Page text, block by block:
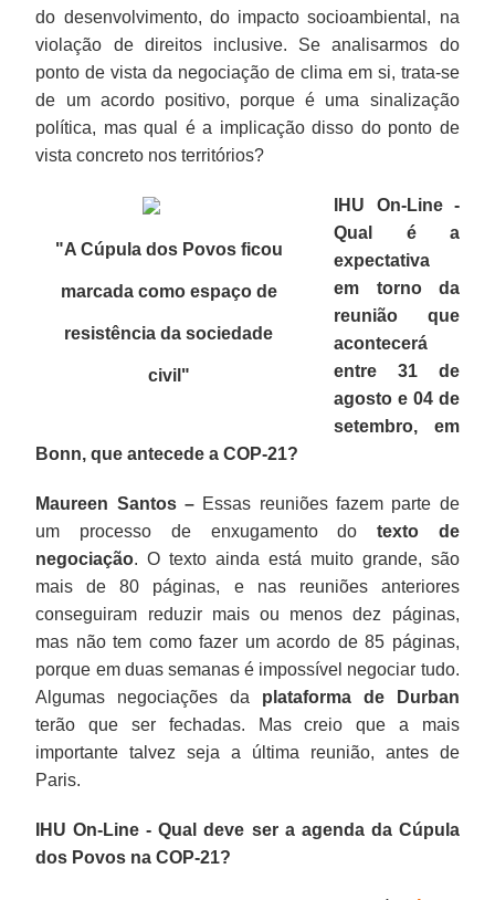
do desenvolvimento, do impacto socioambiental, na
violação de direitos inclusive. Se analisarmos do
ponto de vista da negociação de clima em si, trata-se
de um acordo positivo, porque é uma sinalização
política, mas qual é a implicação disso do ponto de
vista concreto nos territórios?
"A Cúpula dos Povos ficou
marcada como espaço de
resistência da sociedade
civil "
IHU On-Line -
Qual é a
expectativa
em torno da
reunião que
acontecerá
entre 31 de
agosto e 04 de
setembro, em
Bonn, que antecede a COP-21?
Maureen Santos – Essas reuniões fazem parte de
um processo de enxugamento do texto de
negociação. O texto ainda está muito grande, são
mais de 80 páginas, e nas reuniões anteriores
conseguiram reduzir mais ou menos dez páginas,
mas não tem como fazer um acordo de 85 páginas,
porque em duas semanas é impossível negociar tudo.
Algumas negociações da plataforma de Durban
terão que ser fechadas. Mas creio que a mais
importante talvez seja a última reunião, antes de
Paris.
IHU On-Line - Qual deve ser a agenda da Cúpula
dos Povos na COP-21?